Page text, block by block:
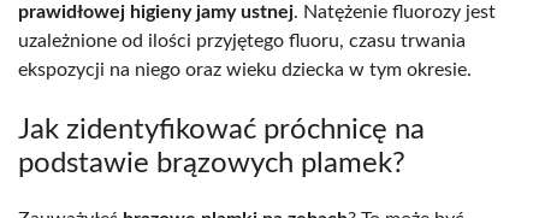
prawidłowej higieny jamy ustnej. Natężenie fluorozy jest
uzależnione od ilości przyjętego fluoru, czasu trwania
ekspozycji na niego oraz wieku dziecka w tym okresie.
Jak zidentyfikować próchnicę na
podstawie brązowych plamek?